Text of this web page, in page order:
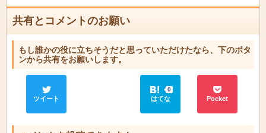
共有とコメントのお願い
もし誰かの役に立ちそうだと思っていただけたなら、下のボタ
ンから共有をお願いします。
ツイート
0
はてな Pocket